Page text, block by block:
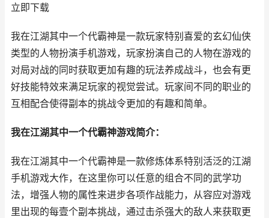
立即下载
我在江湖其中一个代霸神是一款玩家特别喜爱的玄幻仙侠
类型的人物扮演手机游戏，玩家扮演自己的人物在游戏的
对局对战的同时获取更加有趣的玩法养成战斗，也会有更
好技能特效来满足玩家的视觉尝试。玩家间不同的职业的
互相配合使得副本的挑战令更加的有趣和简单。
我在江湖其中一个代霸神游戏简介：
我在江湖其中一个代霸神是一款修炼体系特别活泛的江湖
手机游戏大作，在这里你可以任意的组合不同的武学功
法，增强人物的属性来进步各项作战能力，从容应对游戏
里出现的每壹个副本挑战，通过击杀强大的敌人来获取更